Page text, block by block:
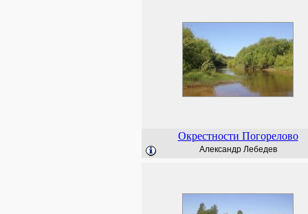
Окрестности Погорелово
Александр Лебедев